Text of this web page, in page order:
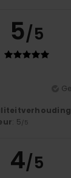
5/5
: 5/5
4/5